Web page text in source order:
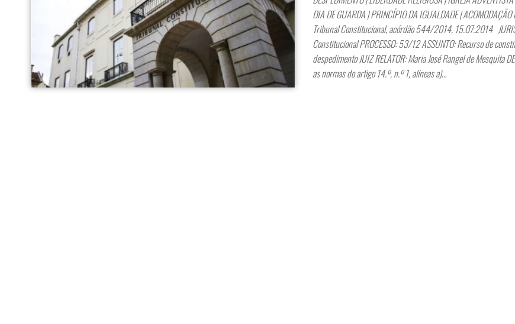
DIA DE GUARDA | PRINCÍPIO DA IGUALDADE | ACOMODAÇÃO
Tribunal Constitucional, acórdão 544/2014, 15.07.2014
Constitucional PROCESSO: 53/12 ASSUNTO: Recurso de
despedimento JUIZ RELATOR: Maria José Rangel de Mesquita
as normas do artigo 14.º, n.º 1, alíneas a)…